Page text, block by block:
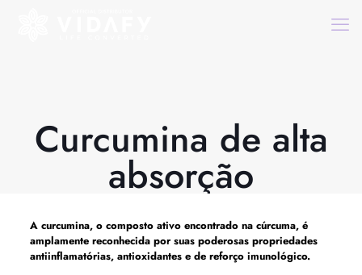
Curcumina de alta
absorção
A curcumina, o composto ativo encontrado na cúrcuma, é
amplamente reconhecida por suas poderosas propriedades
antiinflamatórias, antioxidantes e de reforço imunológico.